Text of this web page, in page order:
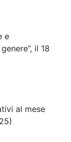
e
il 18
al mese